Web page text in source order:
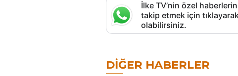
İlke TV’nin özel
takip etmek için
olabilirsiniz.
DIĞER HABERLER